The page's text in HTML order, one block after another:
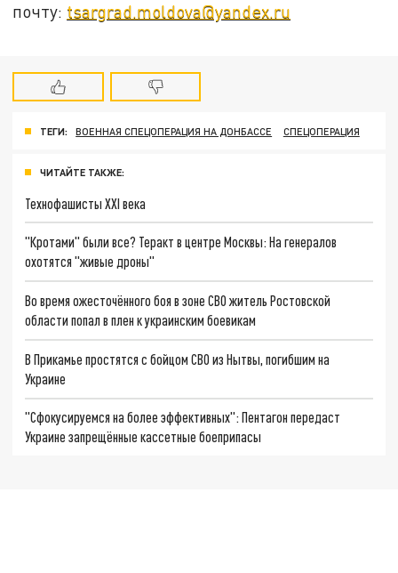
почту: tsargrad.moldova@yandex.ru
ТЕГИ: ВОЕННАЯ СПЕЦОПЕРАЦИЯ НА ДОНБАССЕ СПЕЦОПЕРАЦИЯ
ЧИТАЙТЕ ТАКЖЕ:
Технофашисты XXI века
"Кротами" были все? Теракт в центре Москвы: На генералов
охотятся "живые дроны"
Во время ожесточённого боя в зоне СВО житель Ростовской
области попал в плен к украинским боевикам
В Прикамье простятся с бойцом СВО из Нытвы, погибшим на
Украине
"Cфокусируемся на более эффективных": Пентагон передаст
Украине запрещённые кассетные боеприпасы